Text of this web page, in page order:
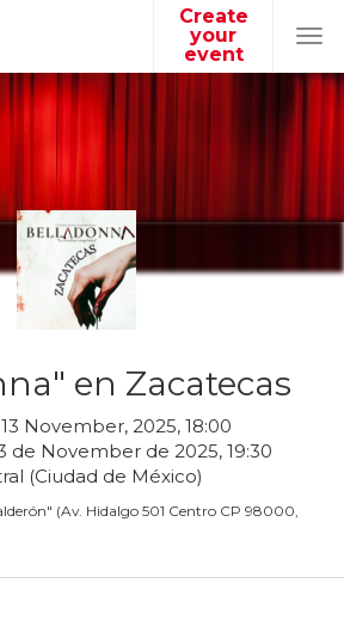
Create
your
event
en Zacatecas
13 November, 2025, 18:00
de November de 2025, 19:30
(Ciudad de México)
" (Av. Hidalgo 501 Centro CP 98000,